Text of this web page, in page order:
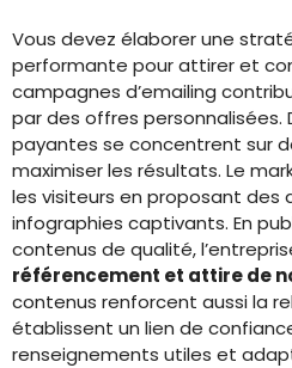
Vous devez élaborer une
performante pour attirer et
campagnes d’emailing
par des offres personnalisées.
payantes se concentrent sur
maximiser les résultats. Le
les visiteurs en proposant des
infographies captivants. En
contenus de qualité,
référencement et attire de
contenus renforcent aussi la
établissent un lien de
renseignements utiles et